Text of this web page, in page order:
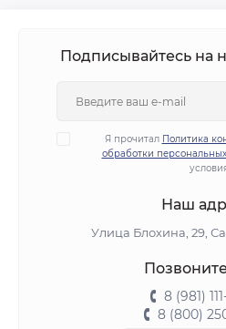
Подписывайтесь на
Я прочитал Политика
обработки
Наш
Улица Блохина, 29,
8 (981)
8 (800)